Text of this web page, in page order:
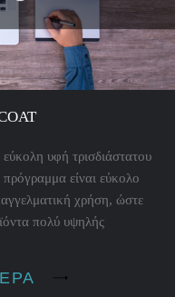
υφή τρισδιάστατου
είναι εύκολο
χρήση, ώστε
πολύ υψηλής